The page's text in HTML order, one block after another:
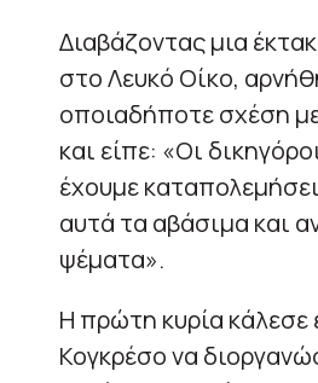
Διαβάζοντας μια
στο Λευκό Οίκο,
οποιαδήποτε σχέση
και είπε: «Οι
έχουμε
αυτά τα αβάσιμα και
ψέματα».
Η πρώτη κυρία κάλεσε
Κογκρέσο να